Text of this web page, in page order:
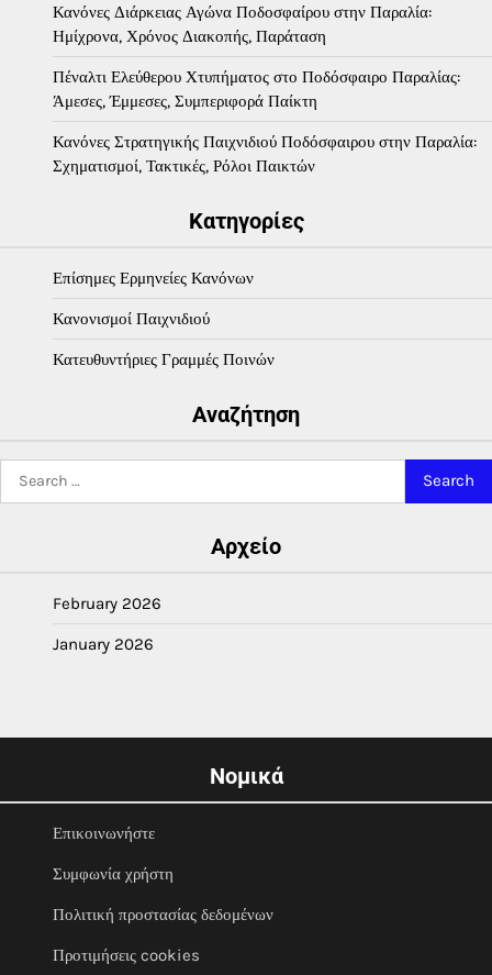
Κανόνες Διάρκειας Αγώνα Ποδοσφαίρου στην Παραλία:
Ημίχρονα, Χρόνος Διακοπής, Παράταση
Πέναλτι Ελεύθερου Χτυπήματος στο Ποδόσφαιρο Παραλίας:
Άμεσες, Έμμεσες, Συμπεριφορά Παίκτη
Κανόνες Στρατηγικής Παιχνιδιού Ποδόσφαιρου στην Παραλία:
Σχηματισμοί, Τακτικές, Ρόλοι Παικτών
Κατηγορίες
Επίσημες Ερμηνείες Κανόνων
Κανονισμοί Παιχνιδιού
Κατευθυντήριες Γραμμές Ποινών
Αναζήτηση
Αρχείο
February 2026
January 2026
Νομικά
Επικοινωνήστε
Συμφωνία χρήστη
Πολιτική προστασίας δεδομένων
Προτιμήσεις cookies